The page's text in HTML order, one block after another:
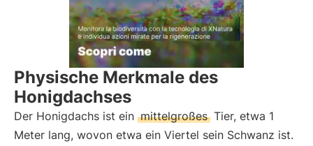
Physische Merkmale des
Honigdachses
Der Honigdachs ist ein mittelgroßes Tier, etwa 1
Meter lang, wovon etwa ein Viertel sein Schwanz ist.